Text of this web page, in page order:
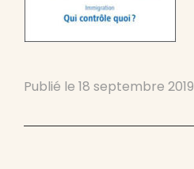
Publié le 18 septembre 2019